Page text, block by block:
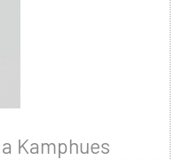
Kamphues